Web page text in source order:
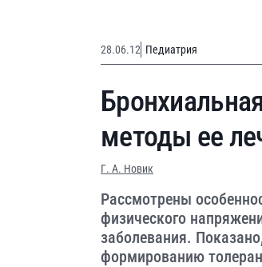
28.06.12 Педиатрия
методы ее
Г. А. Новик
Рассмотрены
физического
заболевания.
формированию